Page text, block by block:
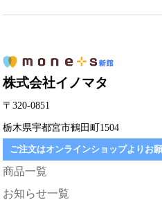
株式会社イノマタ
〒320-0851
栃木県宇都宮市鶴田町1504
ご注文はオンラインショップよりお
商品一覧
お知らせ一覧